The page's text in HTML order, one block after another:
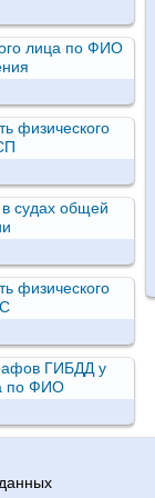
лица по ФИО
физического
в судах общей
физического
ГИБДД у
по ФИО